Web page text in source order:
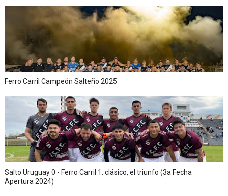
Ferro Carril Campeón Salteño 2025
Salto Uruguay 0 - Ferro Carril 1: clásico, el triunfo (3a Fecha
Apertura 2024)